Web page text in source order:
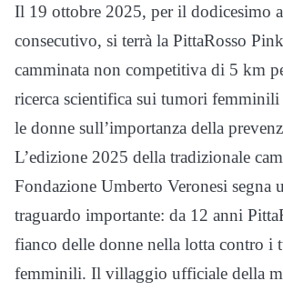
Il 19 ottobre 2025, per il dodicesimo
consecutivo, si terrà la PittaRosso
camminata non competitiva di 5 km
ricerca scientifica sui tumori femminili
le donne sull’importanza della
L’edizione 2025 della tradizionale
Fondazione Umberto Veronesi segna
traguardo importante: da 12 anni
fianco delle donne nella lotta contro i
femminili. Il villaggio ufficiale della